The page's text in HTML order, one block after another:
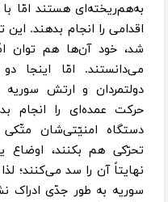
به‌هم‌ریخته‌ای‌ هستند امّا
اقدامی را انجام بدهند.
شد، خود آن‌ها هم توان
می‌دانستند. امّا اینجا
دولتمردان و ارتش سوریه
حرکت عمده‌ای را انجام
دستگاه امنیّتی‌شان متّکی
تحرّکی هم بکنند، اوضاع
نهایتاً آن را سد می‌کنند؛
سوریه به طور جدّی ادراک